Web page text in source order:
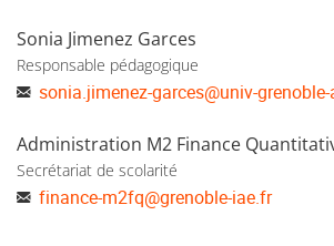
Sonia Jimenez Garces
Responsable pédagogique
sonia.jimenez-garces@univ-
Administration M2 Finance
Secrétariat de scolarité
finance-m2fq@grenoble-iae.fr